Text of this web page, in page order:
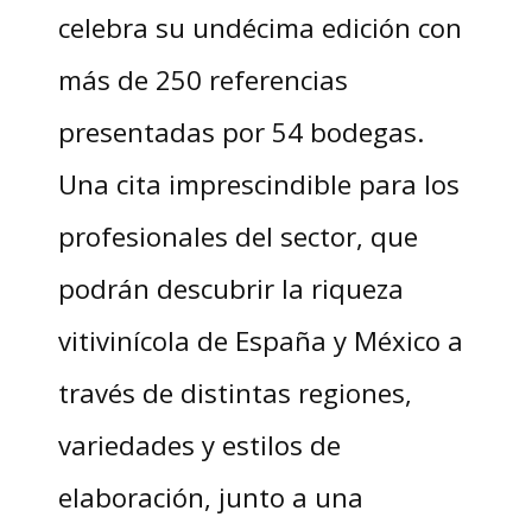
celebra su undécima edición con
más de 250 referencias
presentadas por 54 bodegas.
Una cita imprescindible para los
profesionales del sector, que
podrán descubrir la riqueza
vitivinícola de España y México a
través de distintas regiones,
variedades y estilos de
elaboración, junto a una